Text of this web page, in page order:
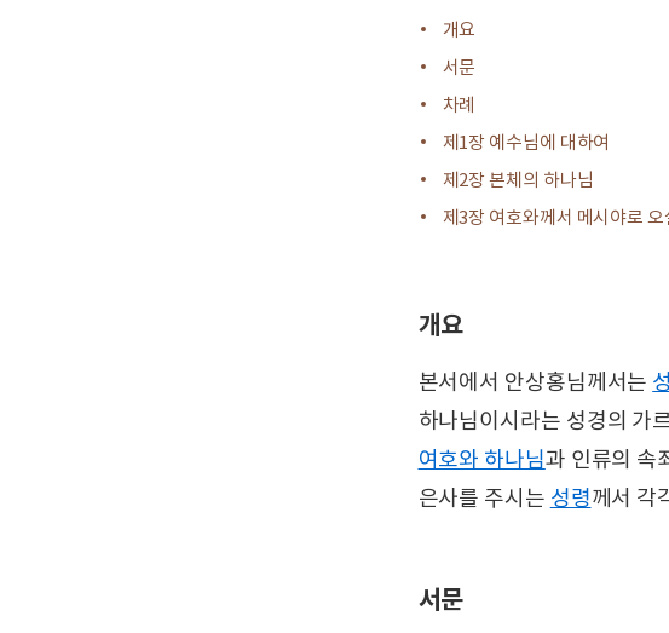
개요
서문
차례
제1장 예수님에 대하여
제2장 본체의 하나님
제3장 여호와께서 메시야로 오
개요
본서에서 안상홍님께서는
하나님이시라는 성경의 가
여호와 하나님과 인류의 속
은사를 주시는 성령께서 각
서문